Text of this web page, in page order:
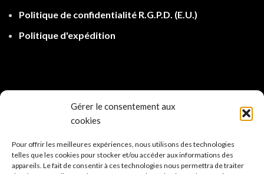
Gérer le consentement aux
cookies
Pour offrir les meilleures expériences, nous utilisons des technologies
telles que les cookies pour stocker et/ou accéder aux informations des
appareils. Le fait de consentir à ces technologies nous permettra de traiter
Politique de confidentialité R.G.P.D. (E.U.)
Politique d'expédition